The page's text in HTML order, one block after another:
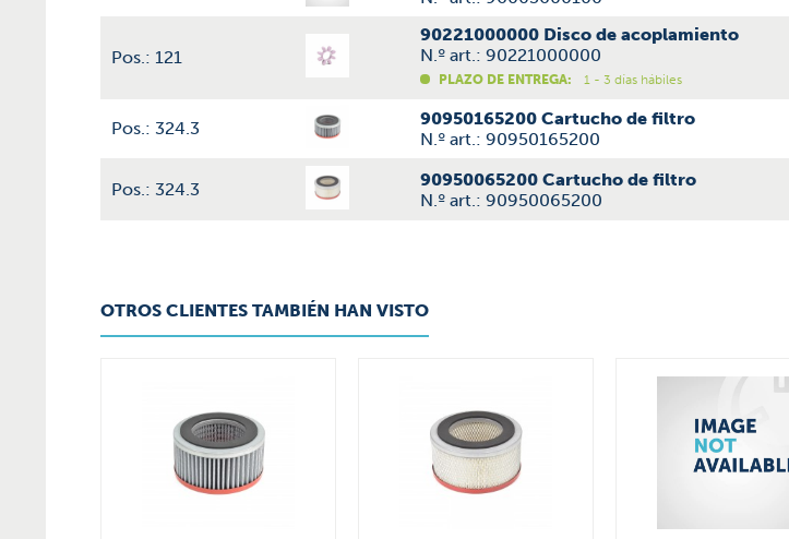
Pos.: 121
90221000000 Disco de acoplamiento
N.º art.: 90221000000
PLAZO DE ENTREGA: 1 - 3 días hábiles
Pos.: 324.3
90950165200 Cartucho de filtro
N.º art.: 90950165200
Pos.: 324.3
90950065200 Cartucho de filtro
N.º art.: 90950065200
OTROS CLIENTES TAMBIÉN HAN VISTO